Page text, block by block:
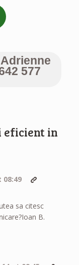
577
eficient in
08:49
sa citesc
B.